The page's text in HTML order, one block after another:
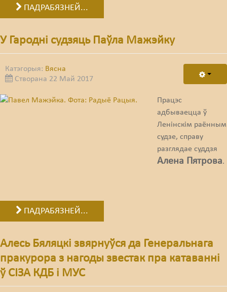
ПАДРАБЯЗНЕЙ...
У Гародні судзяць Паўла Мажэйку
Катэгорыя: Вясна
Створана 22 Май 2017
Працэс
адбываецца ў
Ленінскім раённым
судзе, справу
разглядае суддзя
Алена Пятрова.
ПАДРАБЯЗНЕЙ...
Алесь Бяляцкі звярнуўся да Генеральнага
пракурора з нагоды звестак пра катаванні
ў СІЗА КДБ і МУС